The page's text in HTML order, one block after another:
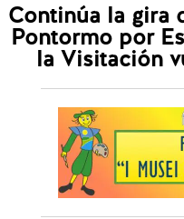
Continúa la gira
Pontormo por
la Visitación